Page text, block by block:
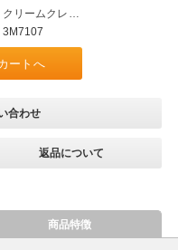
ユニリーバ クリームクレンザー ジフ レモンエキス配合 270ml 24本
3M7107
ートへ
合わせ
返品について
商品特徴